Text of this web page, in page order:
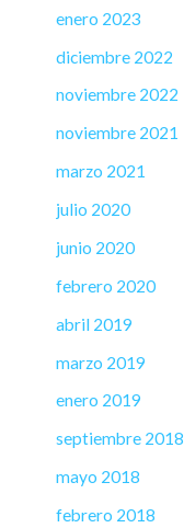
enero 2023
diciembre 2022
noviembre 2022
noviembre 2021
marzo 2021
julio 2020
junio 2020
febrero 2020
abril 2019
marzo 2019
enero 2019
septiembre 2018
mayo 2018
febrero 2018